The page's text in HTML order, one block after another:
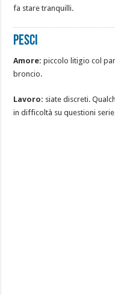
fa stare tranquilli.
Pesci
Amore: piccolo litigio col
broncio.
Lavoro: siate discreti.
in difficoltà su questioni